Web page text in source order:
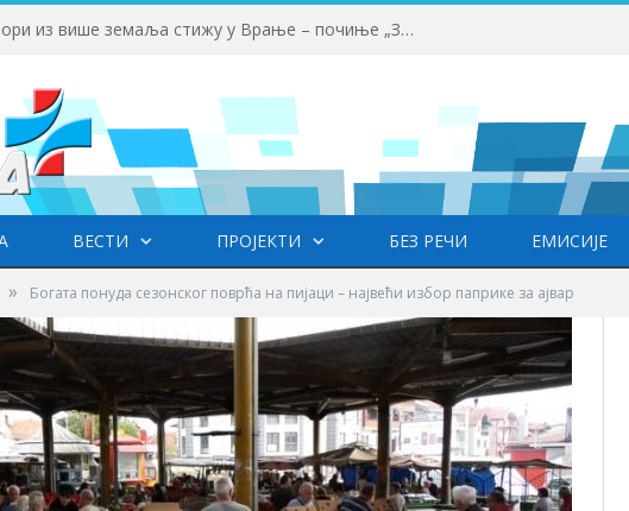
Млади аниматори из више земаља стижу у Врање – почиње „Златни пуж“
ВЕСТИ ПРОЈЕКТИ БЕЗ РЕЧИ ЕМИСИЈЕ
» Богата понуда сезонског поврћа на пијаци – највећи избор паприке за ајвар